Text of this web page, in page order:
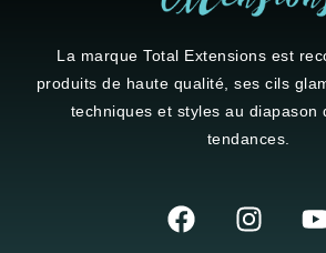
produits de haute qualité, ses cils
techniques et styles au diapason
tendances.